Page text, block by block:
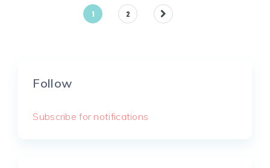
1 2
Follow
Subscribe for notifications